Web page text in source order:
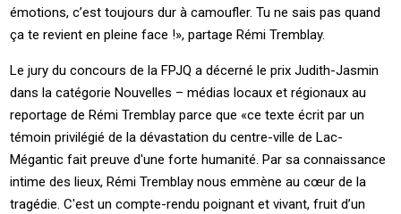
émotions, c’est toujours dur à camoufler. Tu ne sais pas quand
ça te revient en pleine face !», partage Rémi Tremblay.
Le jury du concours de la FPJQ a décerné le prix Judith-Jasmin
dans la catégorie Nouvelles – médias locaux et régionaux au
reportage de Rémi Tremblay parce que «ce texte écrit par un
témoin privilégié de la dévastation du centre-ville de Lac-
Mégantic fait preuve d'une forte humanité. Par sa connaissance
intime des lieux, Rémi Tremblay nous emmène au cœur de la
tragédie. C'est un compte-rendu poignant et vivant, fruit d’un